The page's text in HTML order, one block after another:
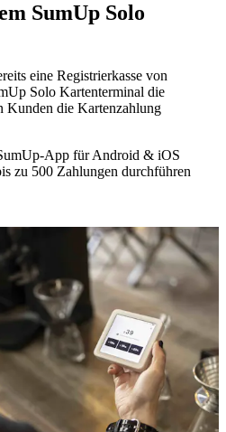
SumUp Solo
eine Registrierkasse von
Solo Kartenterminal die
Kunden die Kartenzahlung
App für Android & iOS
zu 500 Zahlungen durchführen